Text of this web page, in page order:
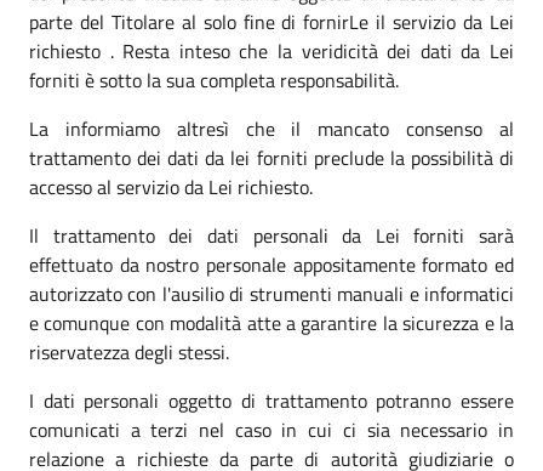
parte del Titolare al solo fine di fornirLe il servizio da Lei
richiesto . Resta inteso che la veridicità dei dati da Lei
forniti è sotto la sua completa responsabilità.
La informiamo altresì che il mancato consenso al
trattamento dei dati da lei forniti preclude la possibilità di
accesso al servizio da Lei richiesto.
Il trattamento dei dati personali da Lei forniti sarà
effettuato da nostro personale appositamente formato ed
autorizzato con l'ausilio di strumenti manuali e informatici
e comunque con modalità atte a garantire la sicurezza e la
riservatezza degli stessi.
I dati personali oggetto di trattamento potranno essere
comunicati a terzi nel caso in cui ci sia necessario in
relazione a richieste da parte di autorità giudiziarie o